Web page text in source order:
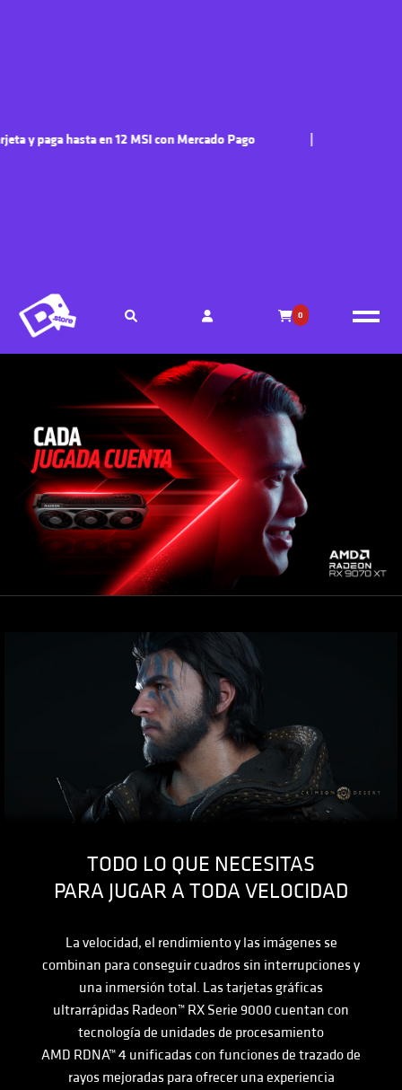
y paga hasta en 12 MSI con Mercado Pago
0
TODO LO QUE NECESITAS
PARA JUGAR A TODA VELOCIDAD
La velocidad, el rendimiento y las imágenes se
combinan para conseguir cuadros sin interrupciones y
una inmersión total. Las tarjetas gráficas
ultrarrápidas Radeon™ RX Serie 9000 cuentan con
tecnología de unidades de procesamiento
AMD RDNA™ 4 unificadas con funciones de trazado de
rayos mejoradas para ofrecer una experiencia